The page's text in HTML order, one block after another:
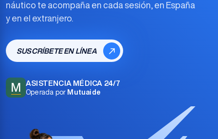
náutico te acompaña en cada sesión, en España
y en el extranjero.
SUSCRÍBETE EN LÍNEA
M ASISTENCIA MÉDICA 24/7
Operada por Mutuaide